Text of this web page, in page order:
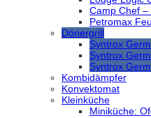
Camp Chef
Petromax
Dönergrill
Syntrox
Syntrox
Syntrox
Kombidämpfer
Konvektomat
Kleinküche
Miniküche: